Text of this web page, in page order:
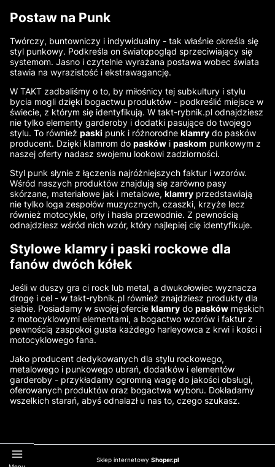
Postaw na Punk
Twórczy, buntowniczy i indywidualny - tak właśnie określa się
styl punkowy. Podkreśla on światopogląd sprzeciwiający się
systemom. Jasno i czytelnie wyrażana postawa wobec świata
stawia na wyrazistość i ekstrawagancję.
W TAKT zadbaliśmy o to, by miłośnicy tej subkultury i stylu
bycia mogli dzięki bogactwu produktów - podkreślić miejsce w
świecie, z którym się identyfikują. W takt-rybnik.pl odnajdziesz
nie tylko elementy garderoby i dodatki pasujące do twojego
stylu. To również paski punk i różnorodne klamry do pasków
producent. Dzięki klamrom do pasków i paskom punkowym z
naszej oferty nadasz swojemu lookowi zadziorności.
Styl punk słynie z łączenia najróżniejszych faktur i wzorów.
Wśród naszych produktów znajdują się zarówno pasy
skórzane, materiałowe jak i metalowe, klamry przedstawiają
nie tylko loga zespołów muzycznych, czaszki, krzyże lecz
również motocykle, orły i hasła przewodnie. Z pewnością
odnajdziesz wśród nich wzór, który najlepiej cię identyfikuje.
Stylowe klamry i paski rockowe dla
fanów dwóch kółek
Jeśli w duszy gra ci rock lub metal, a dwukołowiec wyznacza
drogę i cel - w takt-rybnik.pl również znajdziesz produkty dla
siebie. Posiadamy w swojej ofercie klamry do pasków męskich
z motocyklowymi elementami, a bogactwo wzorów i faktur z
pewnością zaspokoi gusta każdego harleyowca z krwi i kości i
motocyklowego fana.
Jako producent dedykowanych dla stylu rockowego,
metalowego i punkowego ubrań, dodatków i elementów
garderoby - przykładamy ogromną wagę do jakości obsługi,
oferowanych produktów oraz bogactwa wyboru. Dokładamy
wszelkich starań, abyś odnalazł u nas to, czego szukasz.
Sklep internetowy Shoper.pl